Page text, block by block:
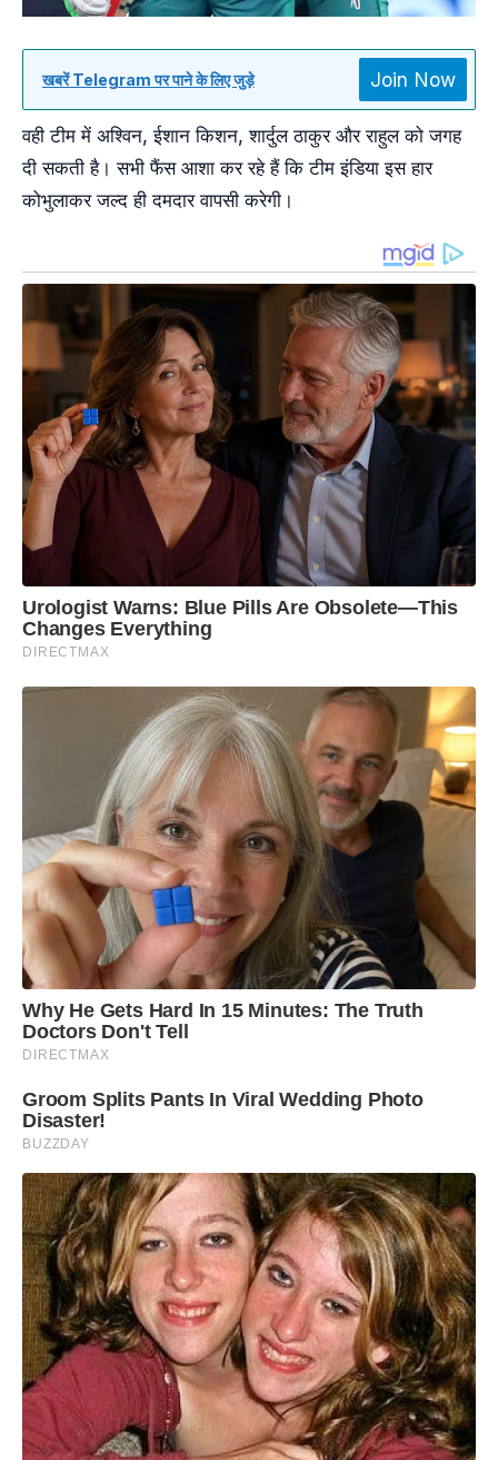
खबरें Telegram पर पाने के लिए जुड़े Join Now
वही टीम में अश्विन, ईशान किशन, शार्दुल ठाकुर और राहुल को जगह
दी सकती है। सभी फैंस आशा कर रहे हैं कि टीम इंडिया इस हार
कोभुलाकर जल्द ही दमदार वापसी करेगी।